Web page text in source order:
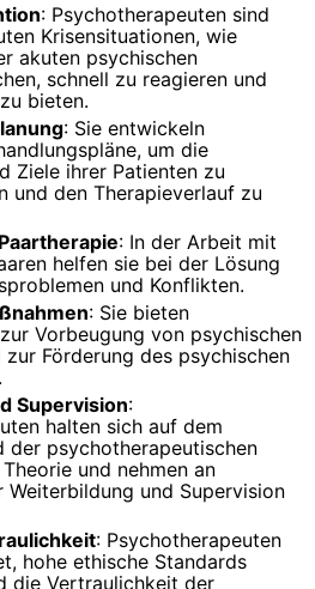
: Psychotherapeuten sind
Krisensituationen, wie
akuten psychischen
schnell zu reagieren und
bieten.
: Sie entwickeln
um die
Ziele ihrer Patienten zu
und den Therapieverlauf zu
: In der Arbeit mit
helfen sie bei der Lösung
und Konflikten.
: Sie bieten
Vorbeugung von psychischen
zur Förderung des psychischen
Supervision:
halten sich auf dem
der psychotherapeutischen
und nehmen an
Weiterbildung und Supervision
: Psychotherapeuten
hohe ethische Standards
die Vertraulichkeit der